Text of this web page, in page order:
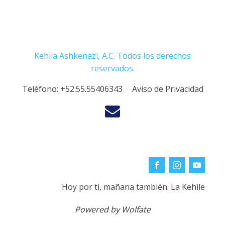
Kehila Ashkenazi, A.C. Todos los derechos
reservados.
Teléfono: +52.55.55406343 Aviso de Privacidad
Hoy por ti, mañana también. La Kehile
Powered by Wolfate